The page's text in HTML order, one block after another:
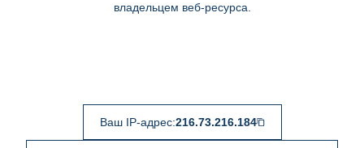
владельцем веб-ресурса.
Ваш IP-адрес:216.73.216.184